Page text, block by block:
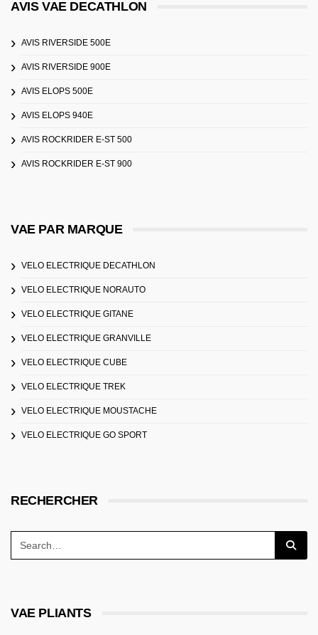
AVIS VAE DECATHLON
AVIS RIVERSIDE 500E
AVIS RIVERSIDE 900E
AVIS ELOPS 500E
AVIS ELOPS 940E
AVIS ROCKRIDER E-ST 500
AVIS ROCKRIDER E-ST 900
VAE PAR MARQUE
VELO ELECTRIQUE DECATHLON
VELO ELECTRIQUE NORAUTO
VELO ELECTRIQUE GITANE
VELO ELECTRIQUE GRANVILLE
VELO ELECTRIQUE CUBE
VELO ELECTRIQUE TREK
VELO ELECTRIQUE MOUSTACHE
VELO ELECTRIQUE GO SPORT
RECHERCHER
VAE PLIANTS